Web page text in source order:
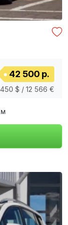
42 500 р.
$ / 12 566 €